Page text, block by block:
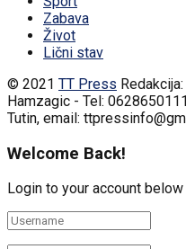
Zabava
Život
Lični stav
© 2021 TT Press
Hamzagic - Tel:
Tutin, email:
Welcome Back!
Login to your account below